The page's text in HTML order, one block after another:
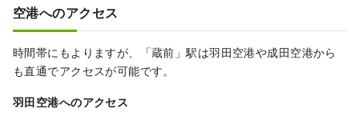
空港へのアクセス
時間帯にもよりますが、「蔵前」駅は羽田空港や成田空港から
も直通でアクセスが可能です。
羽田空港へのアクセス